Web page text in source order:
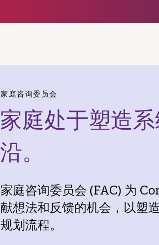
家庭咨询委员会
家庭处于塑造
沿。
家庭咨询委员会 (FAC) 为
献想法和反馈的机会，以塑
规划流程。